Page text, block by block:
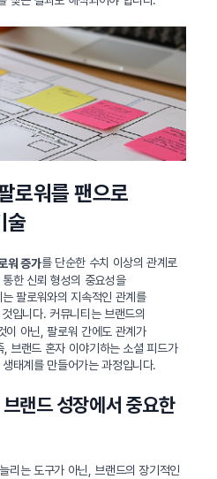
로워를 팬으로
술
워 증가를 단순한 수치 이상의 관계로
한 신뢰 형성의 중요성을
팔로워와의 지속적인 관계를
입니다. 커뮤니티는 브랜드의
이 아닌, 팔로워 간에도 관계가
, 브랜드 혼자 이야기하는 소셜 피드가
태계를 만들어가는 과정입니다.
랜드 성장에서 중요한
리는 도구가 아닌, 브랜드의 장기적인